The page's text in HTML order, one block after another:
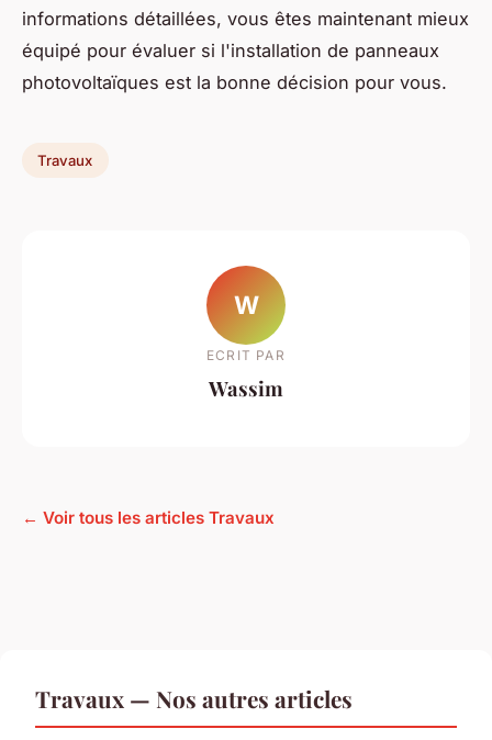
informations détaillées, vous êtes maintenant mieux
équipé pour évaluer si l'installation de panneaux
photovoltaïques est la bonne décision pour vous.
Travaux
W
ECRIT PAR
Wassim
← Voir tous les articles Travaux
Travaux — Nos autres articles